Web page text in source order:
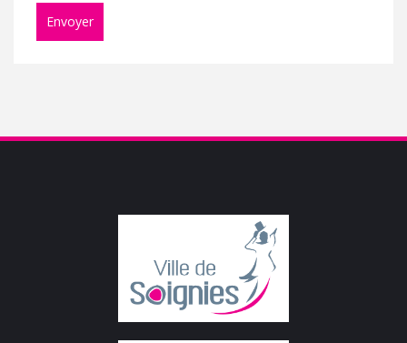
Envoyer